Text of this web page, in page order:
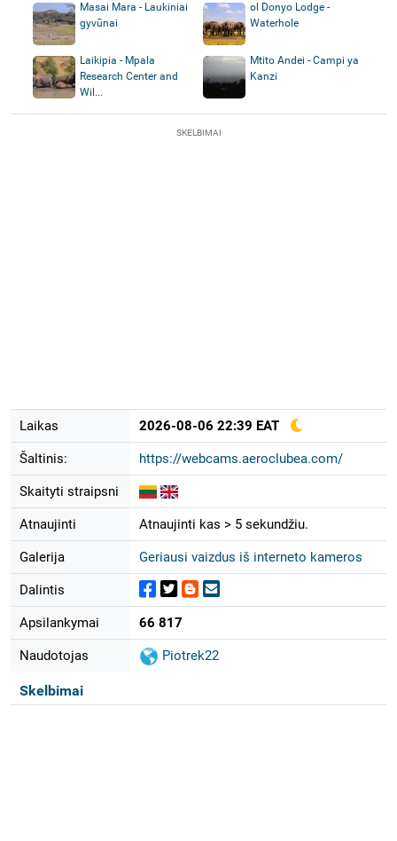
Masai Mara - Laukiniai
gyvūnai
ol Donyo Lodge -
Waterhole
Laikipia - Mpala
Research Center and
Wil...
Mtito Andei - Campi ya
Kanzi
SKELBIMAI
Laikas 2026-08-06 22:39 EAT
Šaltinis: https://webcams.aeroclubea.com/
Skaityti straipsni
Atnaujinti Atnaujinti kas > 5 sekundžiu.
Galerija Geriausi vaizdus iš interneto kameros
Dalintis
Apsilankymai 66 817
Naudotojas Piotrek22
Skelbimai